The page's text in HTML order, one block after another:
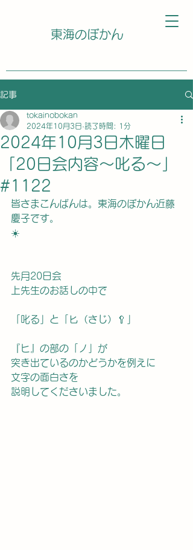
東海のぼかん
記事
2024年10月3日木曜日
「20日会内容〜叱る〜」
#1122
tokainobokan
2024年10月3日 読了時間: 1分
皆さまこんばんは。東海のぼかん近藤
慶子です。
☀️
先月20日会
上先生のお話しの中で
「叱る」と「匕（さじ）🥄」
『ヒ』の部の「ノ」が
突き出ているのかどうかを例えに
文字の面白さを
説明してくださいました。